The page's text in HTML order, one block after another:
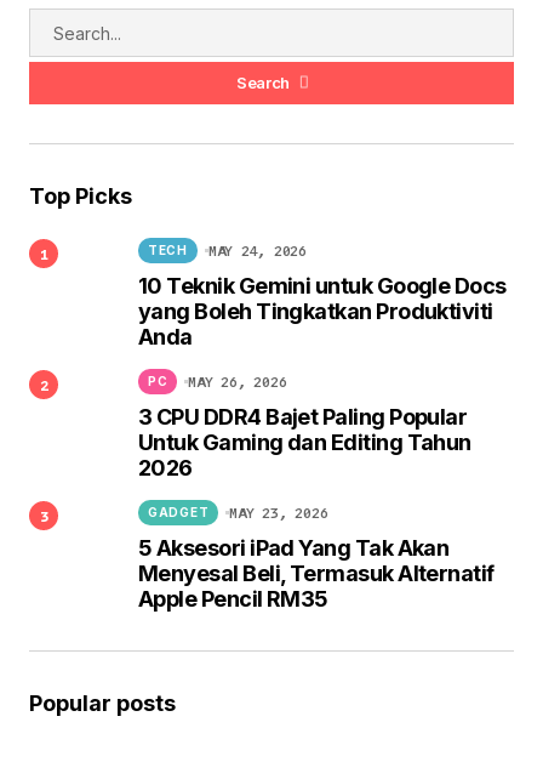
Search
Top Picks
10 Teknik Gemini untuk Google Docs
yang Boleh Tingkatkan Produktiviti
Anda
TECH MAY 24, 2026
3 CPU DDR4 Bajet Paling Popular
Untuk Gaming dan Editing Tahun
2026
PC MAY 26, 2026
5 Aksesori iPad Yang Tak Akan
Menyesal Beli, Termasuk Alternatif
Apple Pencil RM35
GADGET MAY 23, 2026
Popular posts